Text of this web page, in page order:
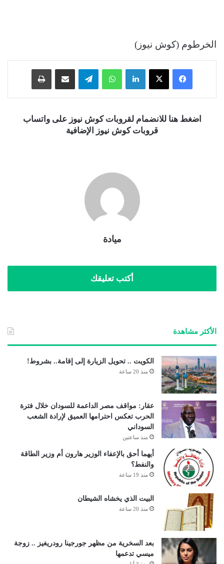
الخرطوم (كوش نيوز)
فيسبوك ‫X لينكدإن واتساب تيلقرام
اضغط هنا للانضمام لقروبات كوش نيوز على واتساب
قروبات كوش نيوز الإضافية
ميادة
أكتب تعليقك
الأكثر مشاهدة
الكويت .. تحويل الزيارة إلى إقامة.. بشروط!
منذ 20 ساعة
عقار: مواقف مصر الداعمة للسودان خلال فترة
الحرب تعكس احترامها العميق لإرادة الشعب
السوداني
منذ ساعتين
أيهما أحق بالإعفاء الوزير هارون أم وزير الطاقة
والنفط؟
منذ 19 ساعة
البيت الذي يخشاه الشيطان
منذ 20 ساعة
بعد السخرية من مظهر جورجينا رودريغيز .. زوجة
ميسي تدعمها